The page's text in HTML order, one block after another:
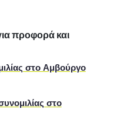
προφορά και
στο Αμβούργο
στο